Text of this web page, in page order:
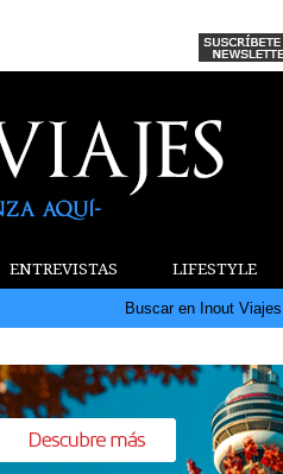
ENTREVISTAS LIFESTYLE
Buscar en Inout Viajes